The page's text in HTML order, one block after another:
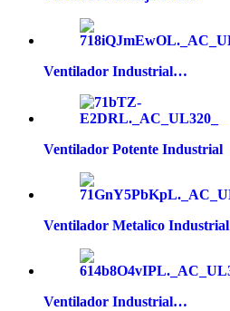
Ventilador Industrial…
Ventilador Potente Industrial
Ventilador Metalico Industrial
Ventilador Industrial…